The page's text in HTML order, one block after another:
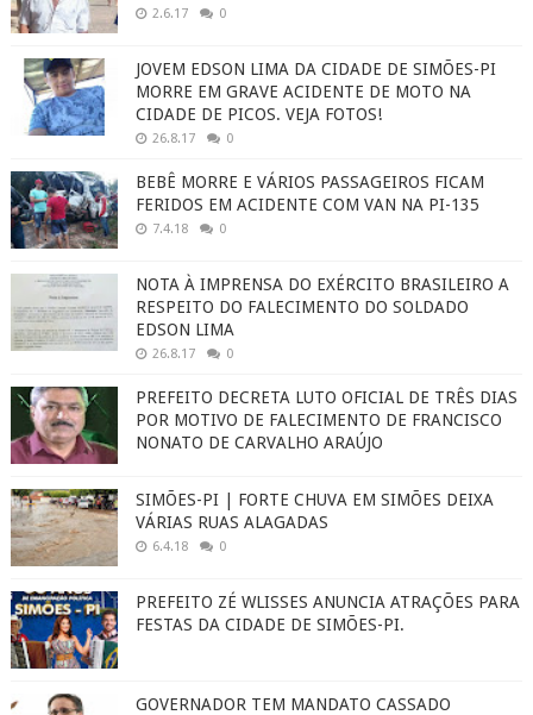
2.6.17 0
JOVEM EDSON LIMA DA CIDADE DE SIMÕES-PI
MORRE EM GRAVE ACIDENTE DE MOTO NA
CIDADE DE PICOS. VEJA FOTOS!
26.8.17 0
BEBÊ MORRE E VÁRIOS PASSAGEIROS FICAM
FERIDOS EM ACIDENTE COM VAN NA PI-135
7.4.18 0
NOTA À IMPRENSA DO EXÉRCITO BRASILEIRO A
RESPEITO DO FALECIMENTO DO SOLDADO
EDSON LIMA
26.8.17 0
PREFEITO DECRETA LUTO OFICIAL DE TRÊS DIAS
POR MOTIVO DE FALECIMENTO DE FRANCISCO
NONATO DE CARVALHO ARAÚJO
SIMÕES-PI | FORTE CHUVA EM SIMÕES DEIXA
VÁRIAS RUAS ALAGADAS
6.4.18 0
PREFEITO ZÉ WLISSES ANUNCIA ATRAÇÕES PARA
FESTAS DA CIDADE DE SIMÕES-PI.
GOVERNADOR TEM MANDATO CASSADO